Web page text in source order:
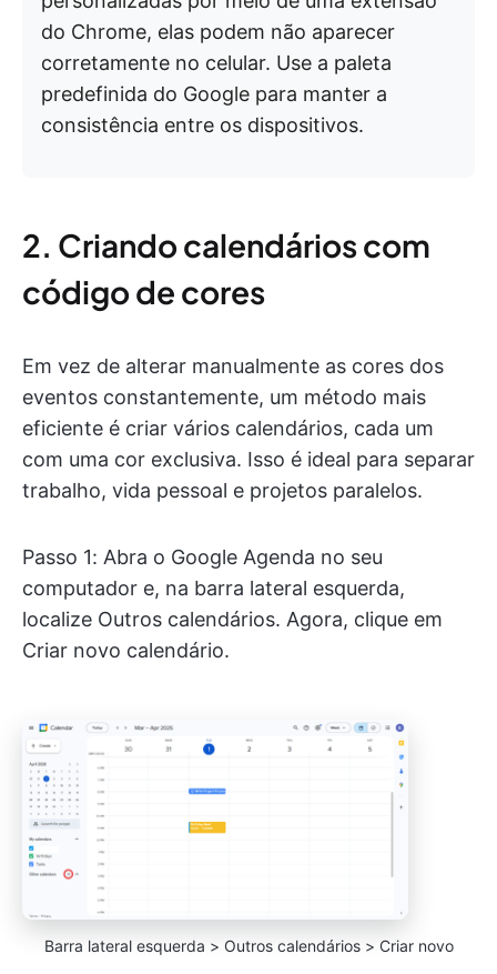
do Chrome, elas podem não aparecer
corretamente no celular. Use a paleta
predefinida do Google para manter a
consistência entre os dispositivos.
2. Criando calendários com
código de cores
Em vez de alterar manualmente as cores dos
eventos constantemente, um método mais
eficiente é criar vários calendários, cada um
com uma cor exclusiva. Isso é ideal para separar
trabalho, vida pessoal e projetos paralelos.
Passo 1: Abra o Google Agenda no seu
computador e, na barra lateral esquerda,
localize Outros calendários. Agora, clique em
Criar novo calendário.
Barra lateral esquerda > Outros calendários > Criar novo